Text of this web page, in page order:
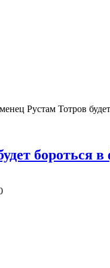
Рустам Тотров
бороться